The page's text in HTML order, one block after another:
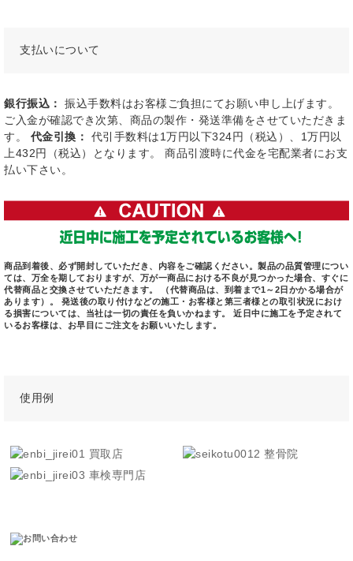
支払いについて
銀行振込：
振込手数料はお客様ご負担にてお願い申し上げます。
ご入金が確認でき次第、商品の製作・発送準備をさせていただきま
す。 代金引換：
代引手数料は1万円以下324円（税込）、1万円以
上432円（税込）となります。 商品引渡時に代金を宅配業者にお支
払い下さい。
商品到着後、必ず開封していただき、内容をご確認ください。製品の品質管理につい
ては、万全を期しておりますが、万が一商品における不良が見つかった場合、すぐに
代替商品と交換させていただきます。 （代替商品は、到着まで1～2日かかる場合が
あります）。 発送後の取り付けなどの施工・お客様と第三者様との取引状況におけ
る損害については、当社は一切の責任を負いかねます。 近日中に施工を予定されて
いるお客様は、お早目にご注文をお願いいたします。
使用例
買取店
整骨院
車検専門店